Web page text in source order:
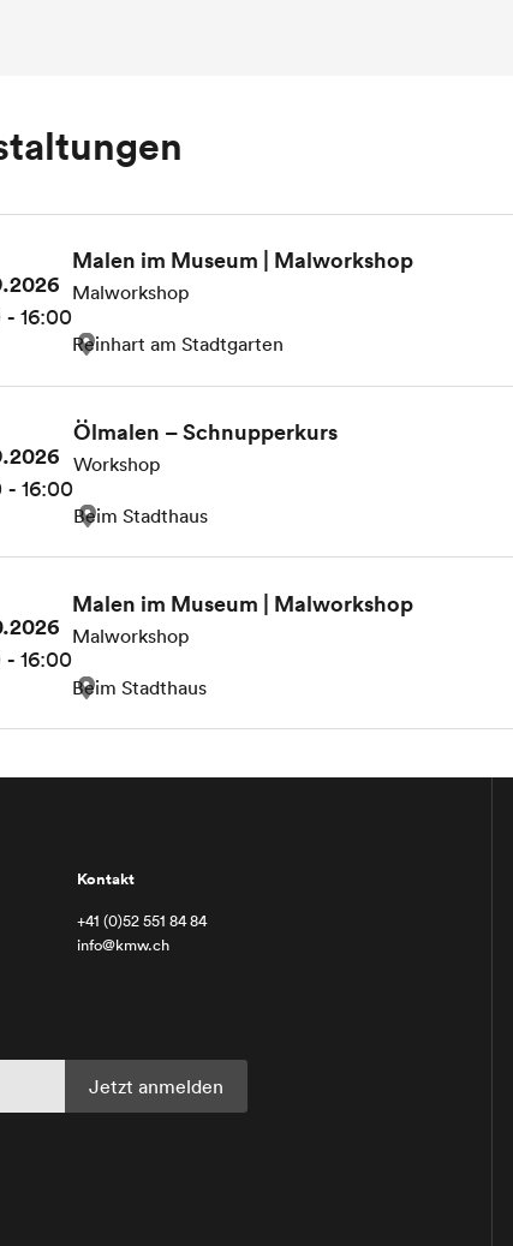
- 16:00
Malen im Museum | Malworkshop
Malworkshop
Reinhart am Stadtgarten
- 16:00
Ölmalen – Schnupperkurs
Workshop
Beim Stadthaus
- 16:00
Malen im Museum | Malworkshop
Malworkshop
Beim Stadthaus
Kontakt
+41 (0)52 551 84 84
info@kmw.ch